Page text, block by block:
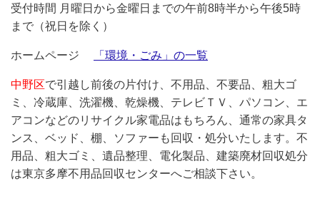
受付時間 月曜日から金曜日までの午前8時半から午後5時
まで（祝日を除く）
ホームページ 「環境・ごみ」の一覧
中野区で引越し前後の片付け、不用品、不要品、粗大ゴ
ミ、冷蔵庫、洗濯機、乾燥機、テレビＴＶ、パソコン、エ
アコンなどのリサイクル家電品はもちろん、通常の家具タ
ンス、ベッド、棚、ソファーも回収・処分いたします。不
用品、粗大ゴミ、遺品整理、電化製品、建築廃材回収処分
は東京多摩不用品回収センターへご相談下さい。